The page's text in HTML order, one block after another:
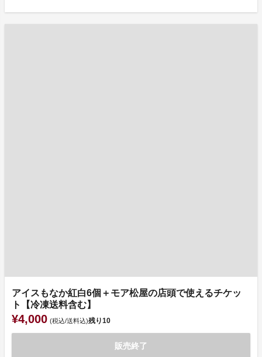
アイスもなか紅白6個＋モア松屋の店頭で使えるチケッ
ト【冷凍送料含む】
¥4,000 (税込/送料込)残り10
販売終了